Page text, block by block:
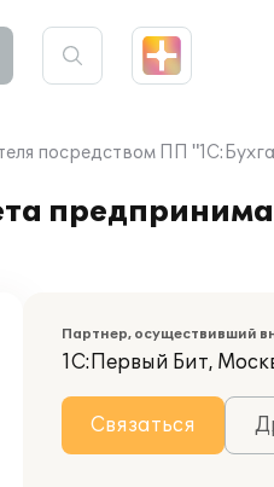
посредством ПП
Партнер, осуществивший
1С:Первый Бит,
Связаться